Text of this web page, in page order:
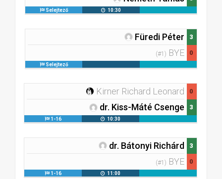
Selejtező 10:30
Füredi Péter
(#1) BYE
3
0
Selejtező
Kirner Richard Leonard
dr. Kiss-Máté Csenge
0
3
1-16 10:30
dr. Bátonyi Richárd
(#1) BYE
3
0
1-16 11:00